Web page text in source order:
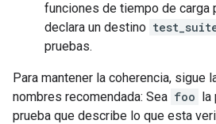
funciones de tiempo de carga
declara un destino
pruebas.
Para mantener la coherencia, sigue
nombres recomendada: Sea foo la
prueba que describe lo que esta